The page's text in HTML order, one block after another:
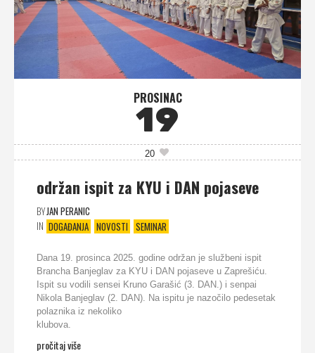
PROSINAC
19
20
održan ispit za KYU i DAN pojaseve
BYJAN PERANIC
IN DOGAĐANJA NOVOSTI SEMINAR
Dana 19. prosinca 2025. godine održan je službeni ispit
Brancha Banjeglav za KYU i DAN pojaseve u Zaprešiću.
Ispit su vodili sensei Kruno Garašić (3. DAN.) i senpai
Nikola Banjeglav (2. DAN). Na ispitu je nazočilo pedesetak
polaznika iz nekoliko
klubova.
pročitaj više